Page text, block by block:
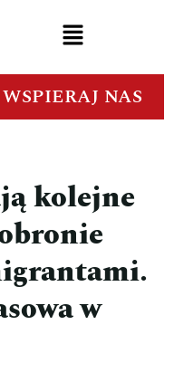
WSPIERAJ NAS
kolejne
w